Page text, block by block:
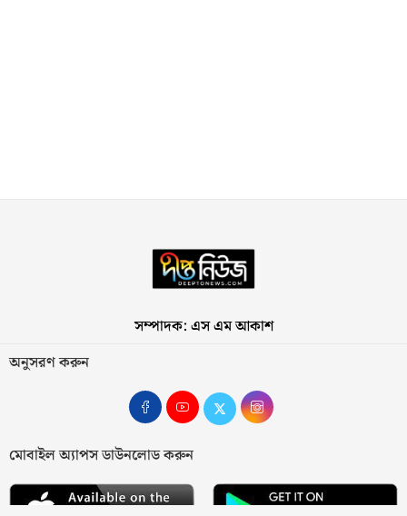
সম্পাদক: এস এম আকাশ
অনুসরণ করুন
মোবাইল অ্যাপস ডাউনলোড করুন